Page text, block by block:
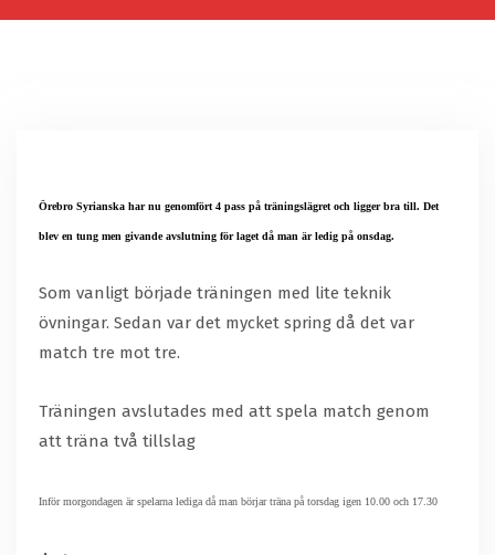
Örebro Syrianska har nu genomfört 4 pass på träningslägret och ligger bra till. Det
blev en tung men givande avslutning för laget då man är ledig på onsdag.
Som vanligt började träningen med lite teknik
övningar. Sedan var det mycket spring då det var
match tre mot tre.
Träningen avslutades med att spela match genom
att träna två tillslag
Inför morgondagen är spelarna lediga då man börjar träna på torsdag igen 10.00 och 17.30